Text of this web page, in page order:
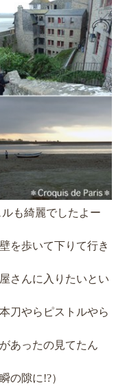
も綺麗でしたよー
を歩いて下りて行き
さんに入りたいとい
刀やらピストルやら
あったの見てたん
の隙に!?）